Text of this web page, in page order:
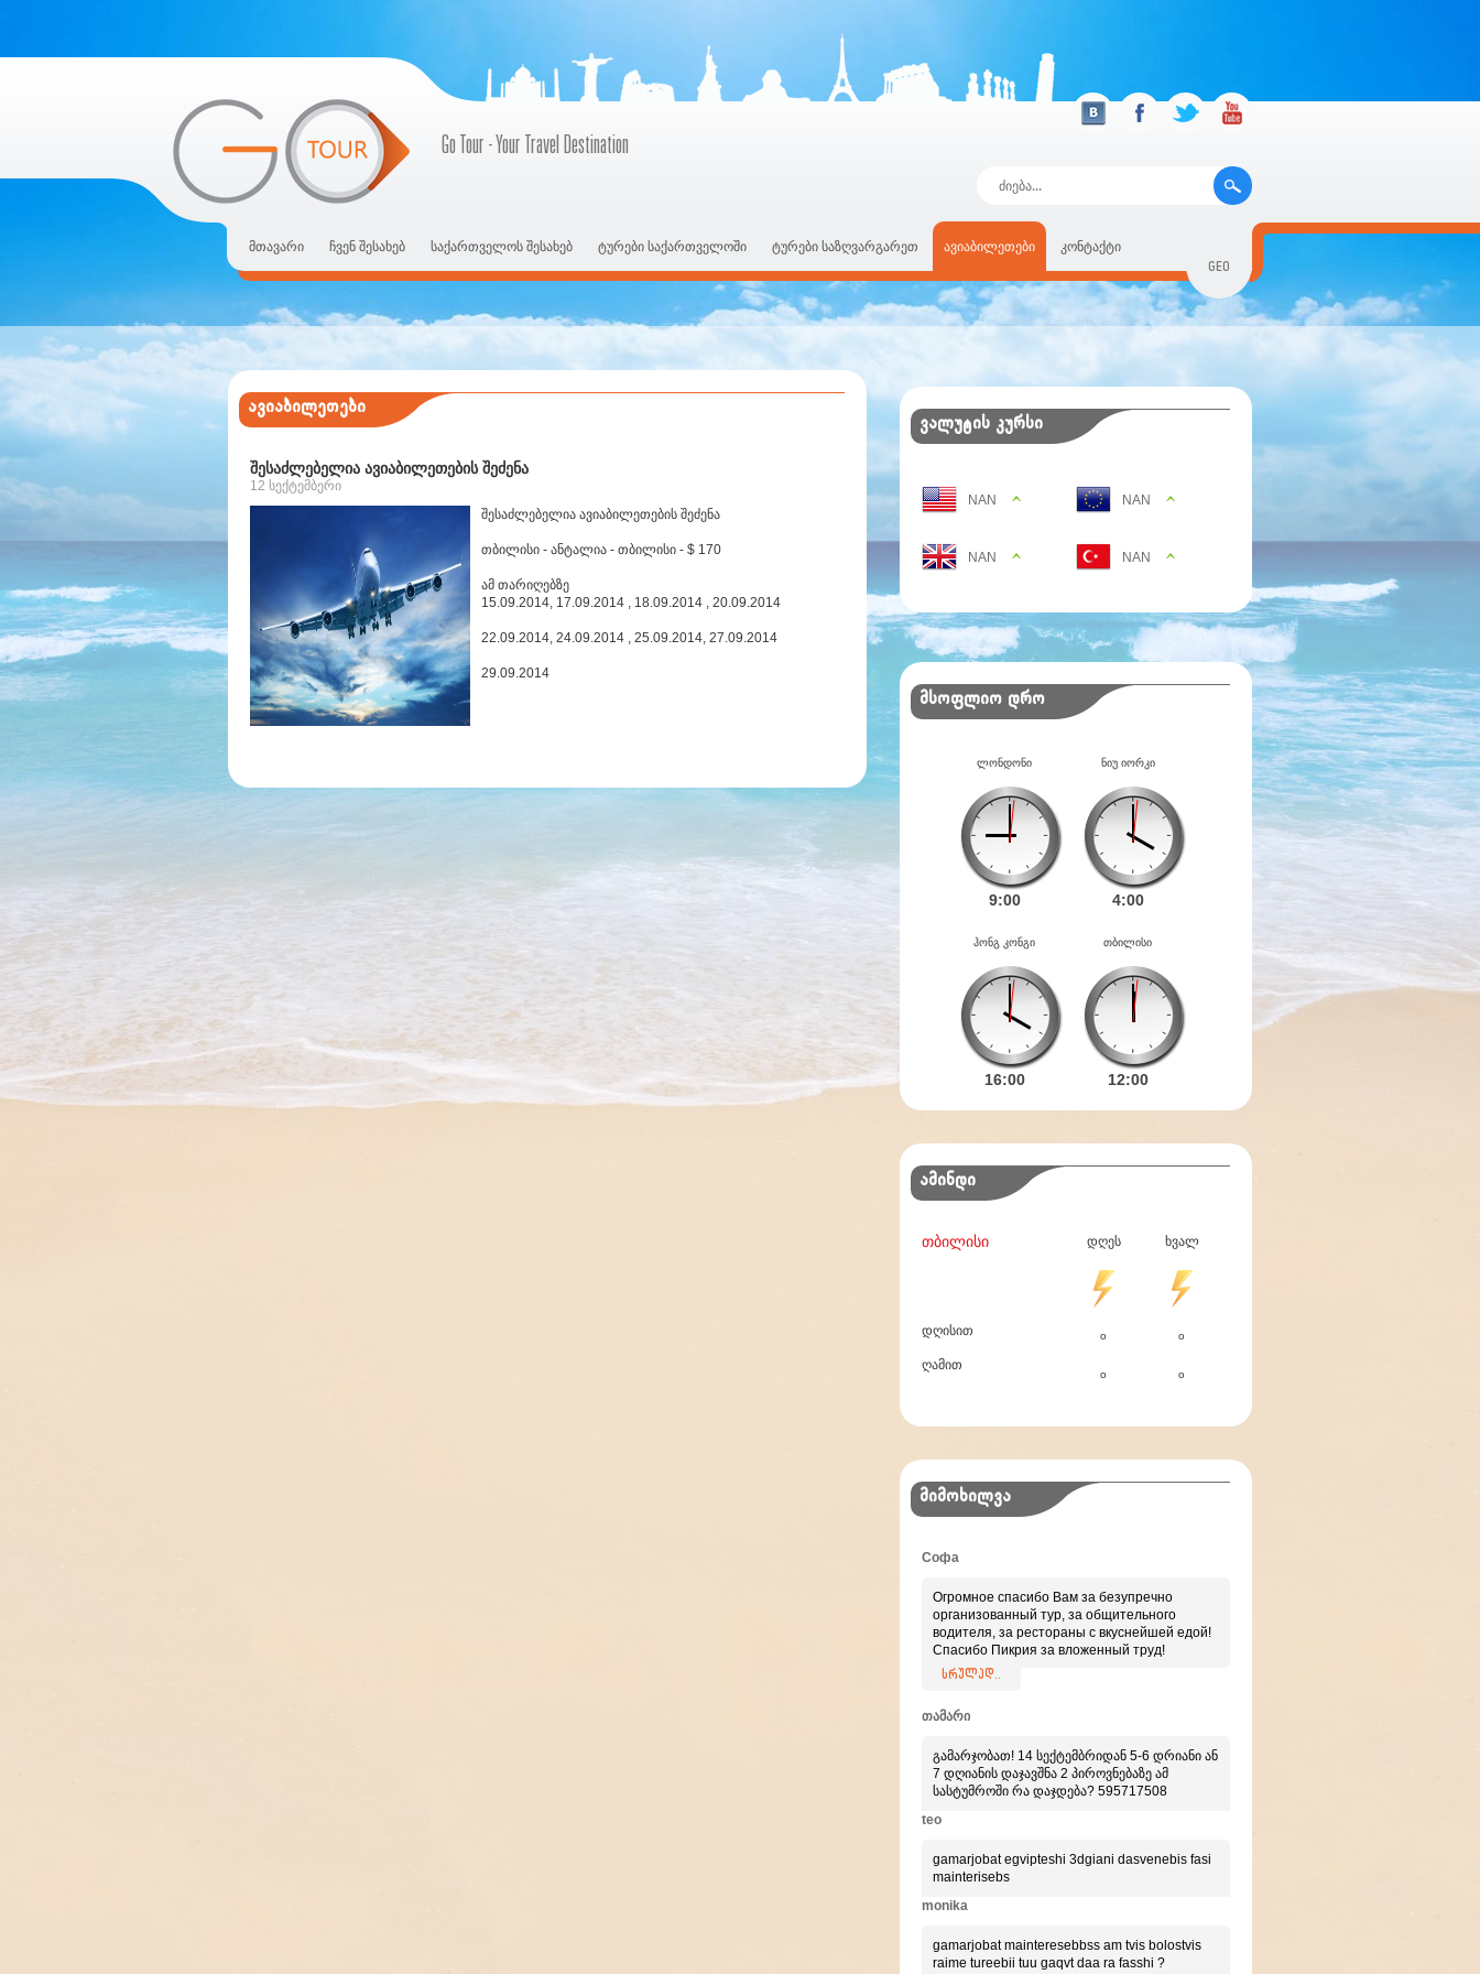
Go Tour - Your Travel Destination
მთავარი ჩვენ შესახებ საქართველოს შესახებ ტურები საქართველოში ტურები საზღვარგარეთ ავიაბილეთები კონტაქტი
GEO
ავიაბილეთები
შესაძლებელია ავიაბილეთების შეძენა
12 სექტემბერი
შესაძლებელია ავიაბილეთების შეძენა
თბილისი - ანტალია - თბილისი - $ 170
ამ თარიღებზე
15.09.2014, 17.09.2014 , 18.09.2014 , 20.09.2014
22.09.2014, 24.09.2014 , 25.09.2014, 27.09.2014
29.09.2014
ვალუტის კურსი
NAN NAN
NAN NAN
მსოფლიო დრო
ლონდონი
9:00
ნიუ იორკი
4:00
ჰონგ კონგი
16:00
თბილისი
12:00
ამინდი
თბილისი
დღისით
ღამით
დღეს
o
o
ხვალ
o
o
მიმოხილვა
Софа
Огромное спасибо Вам за безупречно
организованный тур, за общительного
водителя, за рестораны с вкуснейшей едой!
Спасибо Пикрия за вложенный труд!
Приятно иметь дело с настоящими
სრულად..
თამარი
გამარჯობათ! 14 სექტემბრიდან 5-6 დრიანი ან
7 დღიანის დაჯავშნა 2 პიროვნებაზე ამ
სასტუმროში რა დაჯდება? 595717508
teo
gamarjobat egvipteshi 3dgiani dasvenebis fasi
mainterisebs
monika
gamarjobat mainteresebbss am tvis bolostvis
raime tureebii tuu gaqvt daa ra fasshi ?